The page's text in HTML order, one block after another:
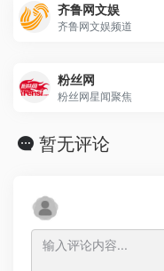
齐鲁网文娱
齐鲁网文娱频道
粉丝网
粉丝网星闻聚焦
暂无评论